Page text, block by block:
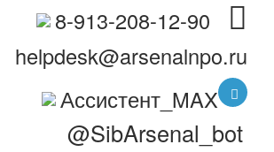
8-913-208-12-90
helpdesk@arsenalnpo.ru
Ассистент_MAX
@SibArsenal_bot